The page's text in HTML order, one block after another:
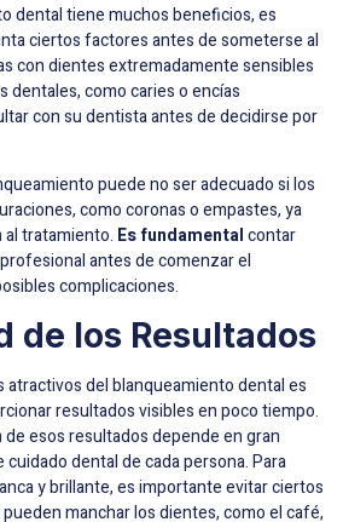
dental tiene muchos beneficios, es
ciertos factores antes de someterse al
con dientes extremadamente sensibles
dentales, como caries o encías
con su dentista antes de decidirse por
puede no ser adecuado si los
como coronas o empastes, ya
tratamiento. Es fundamentalcontar
antes de comenzar el
complicaciones.
de los Resultados
atractivos del blanqueamiento dental es
resultados visibles en poco tiempo.
de esos resultados depende en gran
dental de cada persona. Para
y brillante, es importante evitar ciertos
manchar los dientes, como el café,